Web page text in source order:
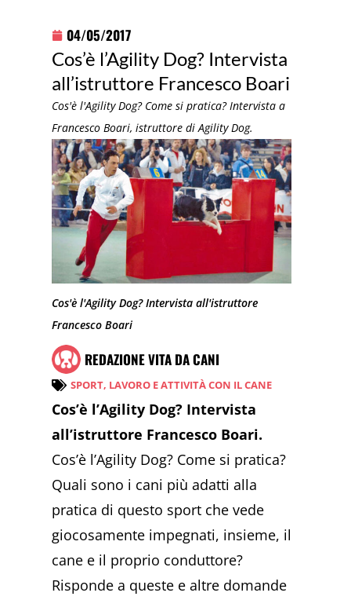
04/05/2017
Cos’è l’Agility Dog? Intervista
all’istruttore Francesco Boari
Cos'è l'Agility Dog? Come si pratica? Intervista a
Francesco Boari, istruttore di Agility Dog.
Cos'è l'Agility Dog? Intervista all'istruttore
Francesco Boari
REDAZIONE VITA DA CANI
SPORT, LAVORO E ATTIVITÀ CON IL CANE
Cos’è l’Agility Dog? Intervista
all’istruttore Francesco Boari.
Cos’è l’Agility Dog? Come si pratica?
Quali sono i cani più adatti alla
pratica di questo sport che vede
giocosamente impegnati, insieme, il
cane e il proprio conduttore?
Risponde a queste e altre domande